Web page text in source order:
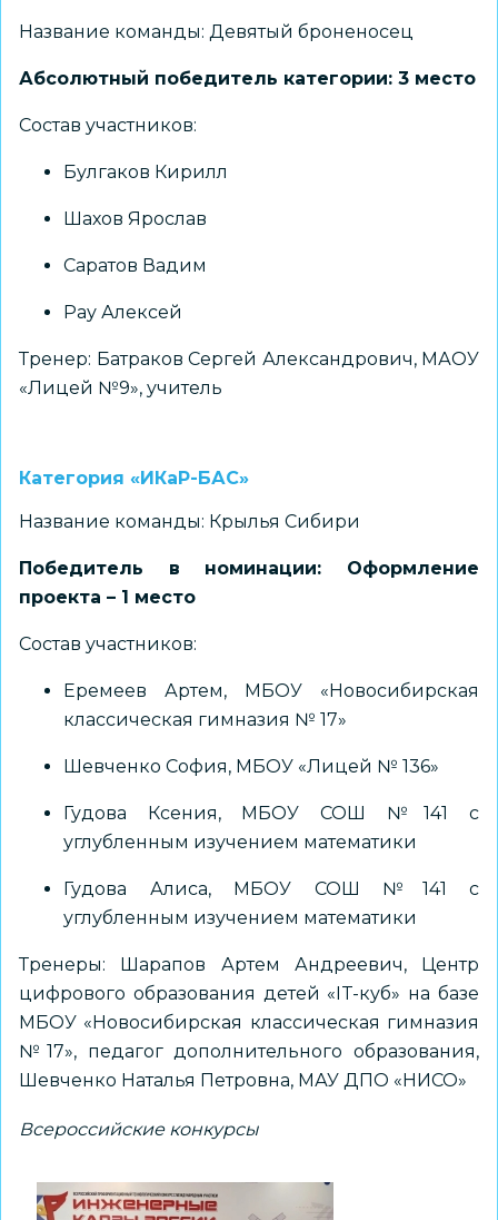
Название команды: Девятый броненосец
Абсолютный победитель категории: 3 место
Состав участников:
Булгаков Кирилл
Шахов Ярослав
Саратов Вадим
Рау Алексей
Тренер: Батраков Сергей Александрович, МАОУ
«Лицей №9», учитель
Категория «ИКаР-БАС»
Название команды: Крылья Сибири
Победитель в номинации: Оформление
проекта – 1 место
Состав участников:
Еремеев Артем, МБОУ «Новосибирская
классическая гимназия № 17»
Шевченко София, МБОУ «Лицей № 136»
Гудова Ксения, МБОУ СОШ №141 с
углубленным изучением математики
Гудова Алиса, МБОУ СОШ №141 с
углубленным изучением математики
Тренеры: Шарапов Артем Андреевич, Центр
цифрового образования детей «IT-куб» на базе
МБОУ «Новосибирская классическая гимназия
№17», педагог дополнительного образования,
Шевченко Наталья Петровна, МАУ ДПО «НИСО»
Всероссийские конкурсы